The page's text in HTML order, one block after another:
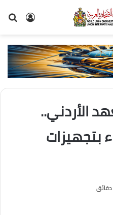
تسجيل
الأردني..
بتجهيزات